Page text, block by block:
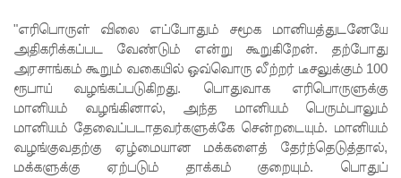
23 வரை
ஒத்திவைப்
சுகாதார
உதவியா
"எரிபொருள் விலை எப்போதும் சமூக மானியத்துடனேயே
அதிகரிக்கப்பட வேண்டும் என்று கூறுகிறேன். தற்போது
அரசாங்கம் கூறும் வகையில் ஒவ்வொரு லீற்றர் டீசலுக்கும் 100
ரூபாய் வழங்கப்படுகிறது. பொதுவாக எரிபொருளுக்கு
மானியம் வழங்கினால், அந்த மானியம் பெரும்பாலும்
மானியம் தேவைப்படாதவர்களுக்கே சென்றடையும். மானியம்
வழங்குவதற்கு ஏழ்மையான மக்களைத் தேர்ந்தெடுத்தால்,
மக்களுக்கு ஏற்படும் தாக்கம் குறையும். பொதுப்